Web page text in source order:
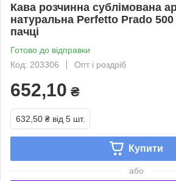
Кава розчинна сублімована
натуральна Perfetto Prado 500
пачці
Готово до відправки
Код: 203306
Опт і роздріб
652,10 ₴
632,50 ₴ від 5 шт.
Купити
або